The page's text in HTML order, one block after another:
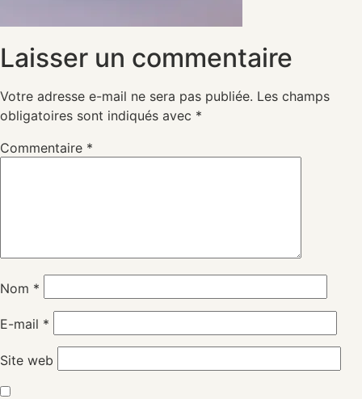
Laisser un commentaire
Votre adresse e-mail ne sera pas publiée. Les champs
obligatoires sont indiqués avec *
Commentaire *
Nom *
E-mail *
Site web